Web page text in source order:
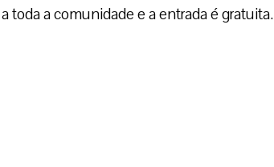
toda a comunidade e a entrada é gratuita.